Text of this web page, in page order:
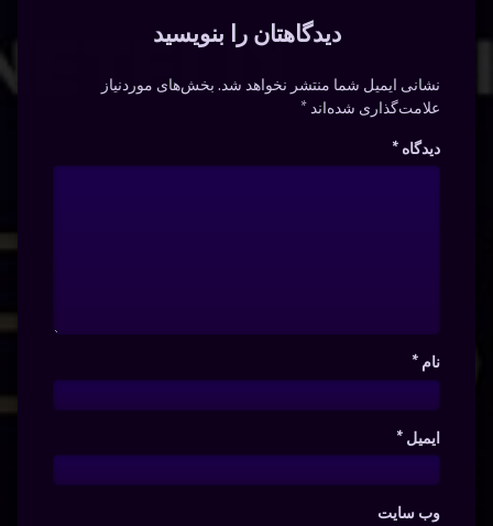
دیدگاهتان را بنویسید
نشانی ایمیل شما منتشر نخواهد شد. بخش‌های موردنیاز
علامت‌گذاری شده‌اند*
دیدگاه *
نام *
ایمیل *
وب‌ سایت